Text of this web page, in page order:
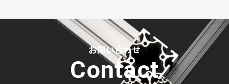
お問い合わせ
Contact